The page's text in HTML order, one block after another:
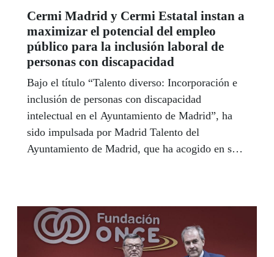
Cermi Madrid y Cermi Estatal instan a
maximizar el potencial del empleo
público para la inclusión laboral de
personas con discapacidad
Bajo el título “Talento diverso: Incorporación e
inclusión de personas con discapacidad
intelectual en el Ayuntamiento de Madrid”, ha
sido impulsada por Madrid Talento del
Ayuntamiento de Madrid, que ha acogido en su
Entidades Representantes de Personas con
Discapacidad de la Comunidad de Madrid
(CERMI Comunidad de Madrid) y Plena